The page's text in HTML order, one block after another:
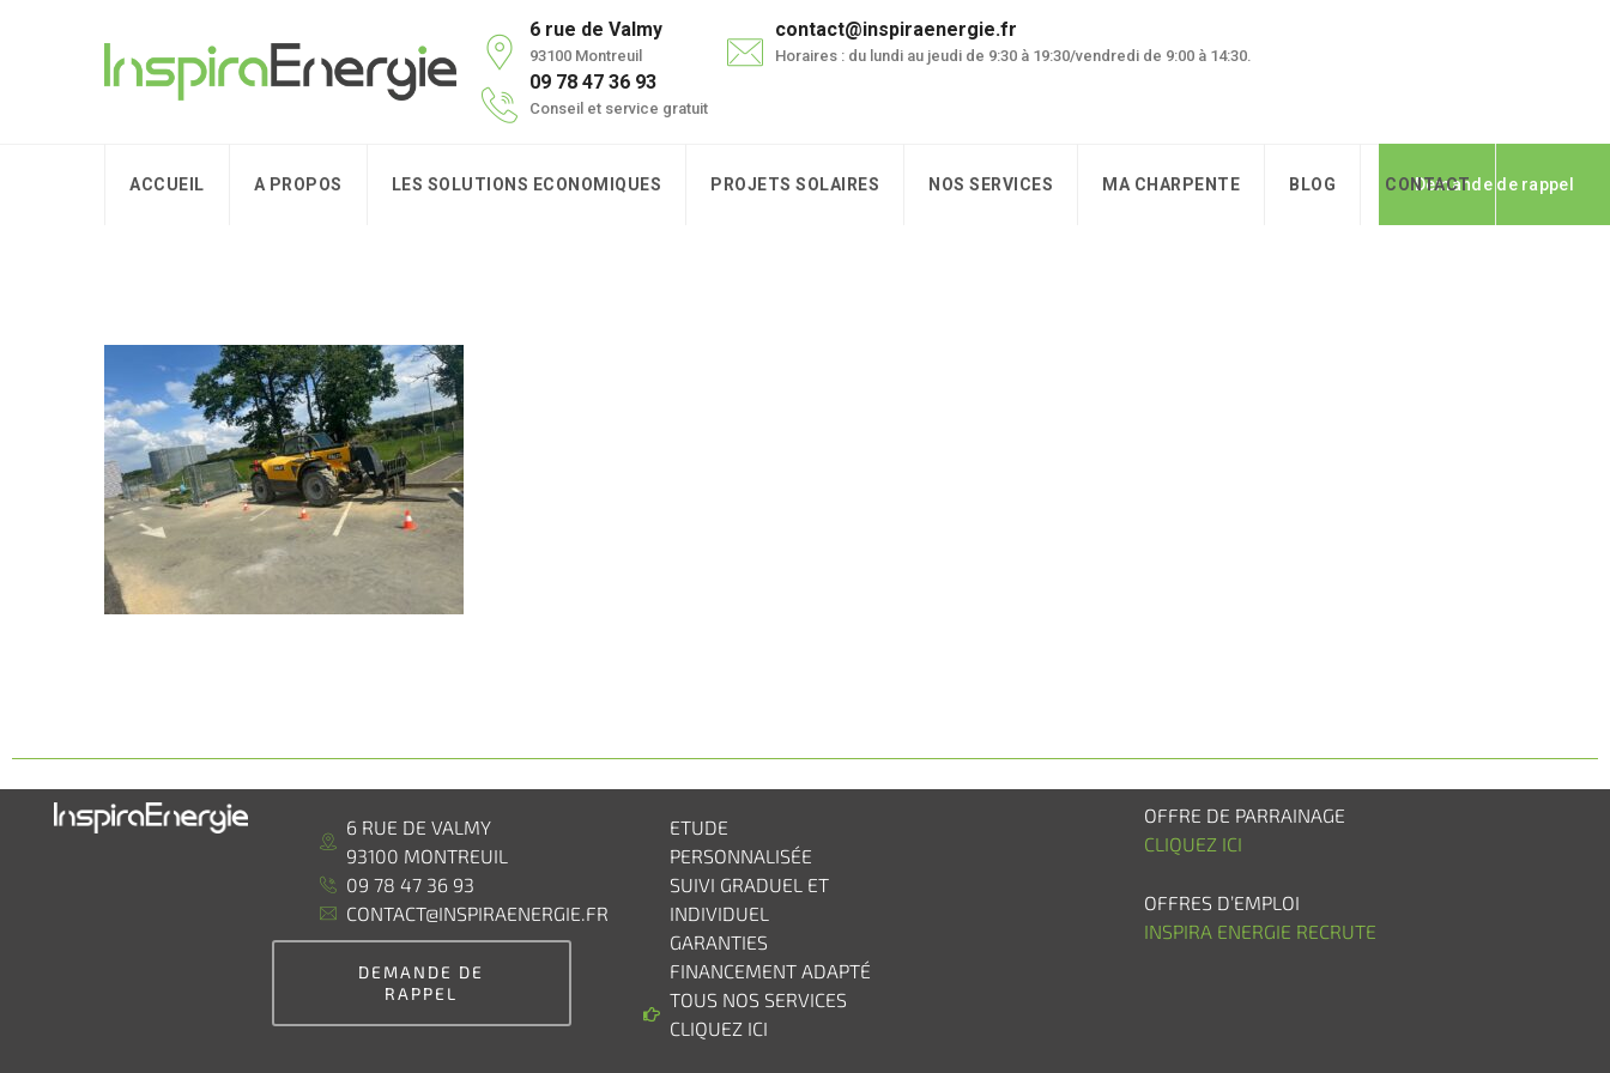
6 rue de Valmy
93100 Montreuil
contact@inspiraenergie.fr
Horaires : du lundi au jeudi de 9:30 à 19:30/vendredi de 9:00 à 14:30.
09 78 47 36 93
Conseil et service gratuit
ACCUEIL A PROPOS LES SOLUTIONS ECONOMIQUES PROJETS SOLAIRES NOS SERVICES MA CHARPENTE BLOG CONTACT
Demande de rappel
6 RUE DE VALMY
93100 MONTREUIL
09 78 47 36 93
CONTACT@INSPIRAENERGIE.FR
DEMANDE DE
RAPPEL
ETUDE
PERSONNALISÉE
SUIVI GRADUEL ET
INDIVIDUEL
GARANTIES
FINANCEMENT ADAPTÉ
TOUS NOS SERVICES
CLIQUEZ ICI
OFFRE DE PARRAINAGE
CLIQUEZ ICI
OFFRES D’EMPLOI
INSPIRA ENERGIE RECRUTE